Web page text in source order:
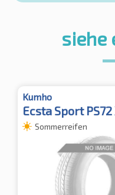
siehe
Kumho
Ecsta Sport PS72
Sommerreifen